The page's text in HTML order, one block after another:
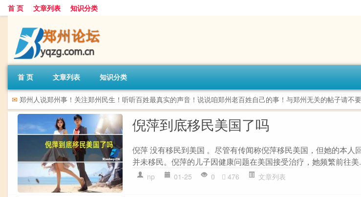
首 页 文章列表 知识分类
首 页 文章列表 知识分类
✉ 郑州人说郑州事！关注郑州民生！听听百姓最真实的声音！说说咱郑州老百姓自己的事！与郑州无关的帖子请不
倪萍到底移民美国了吗
倪萍 没有移民到美国 。尽管有传闻称倪萍移民美国，但她的本人
并未移民。倪萍的儿子因健康问题在美国接受治疗，她频繁前往美
np 01-25 0 476 文章列表